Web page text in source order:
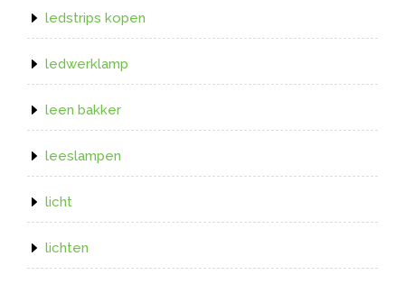
ledstrips kopen
ledwerklamp
leen bakker
leeslampen
licht
lichten